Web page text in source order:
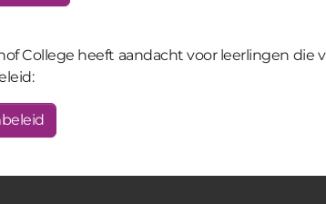
College heeft aandacht voor leerlingen die